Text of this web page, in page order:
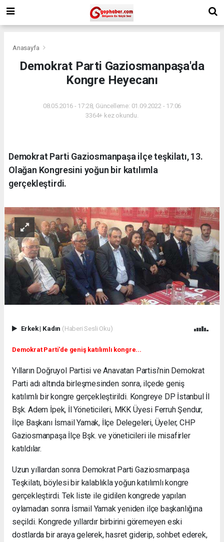
Anasayfa
Demokrat Parti Gaziosmanpaşa'da
Kongre Heyecanı
08.05.2016 - 17:28, Güncelleme: 01.09.2022 - 17:06
3364+ kez okundu.
Demokrat Parti Gaziosmanpaşa ilçe teşkilatı, 13.
Olağan Kongresini yoğun bir katılımla
gerçekleştirdi.
Erkek| Kadın (Haberi Sesli Oku)
Demokrat Parti'de geniş katılımlı kongre...
Yılların Doğruyol Partisi ve Anavatan Partisi'nin Demokrat
Parti adı altında birleşmesinden sonra, ilçede geniş
katılımlı bir kongre gerçekleştirildi. Kongreye DP İstanbul İl
Bşk. Adem İpek, İl Yöneticileri, MKK Üyesi Ferruh Şendur,
İlçe Başkanı İsmail Yamak, İlçe Delegeleri, Üyeler, CHP
Gaziosmanpaşa İlçe Bşk. ve yöneticileri ile misafirler
katıldılar.
Uzun yıllardan sonra Demokrat Parti Gaziosmanpaşa
Teşkilatı, böylesi bir kalablıkla yoğun katılımlı kongre
gerçekleştirdi. Tek liste ile gidilen kongrede yapılan
oylamadan sonra İsmail Yamak yeniden ilçe başkanlığına
seçildi. Kongrede yıllardır birbirini göremeyen eski
dostlarda bir araya gelerek, hasret giderip, sohbet ederek,